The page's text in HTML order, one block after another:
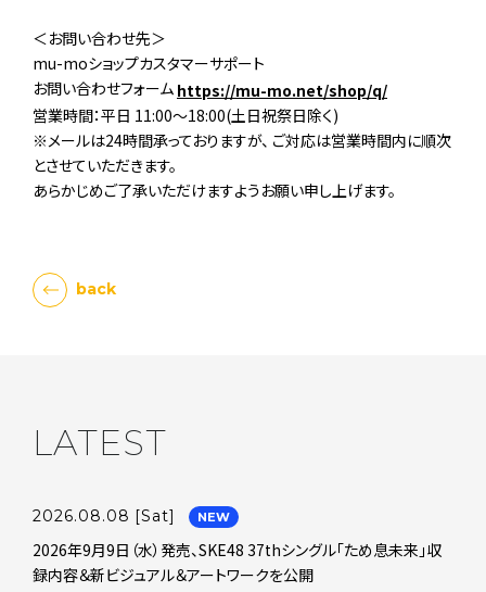
＜お問い合わせ先＞
mu-moショップカスタマーサポート
お問い合わせフォーム https://mu-mo.net/shop/q/
営業時間：平日 11:00～18:00(土日祝祭日除く)
※メールは24時間承っておりますが、 ご対応は営業時間内に順次
とさせていただきます。
あらかじめご了承いただけますようお願い申し上げます。
back
LATEST
2026.08.08 [Sat] NEW
2026年9月9日（水）発売、SKE48 37thシングル「ため息未来」収
録内容＆新ビジュアル＆アートワークを公開